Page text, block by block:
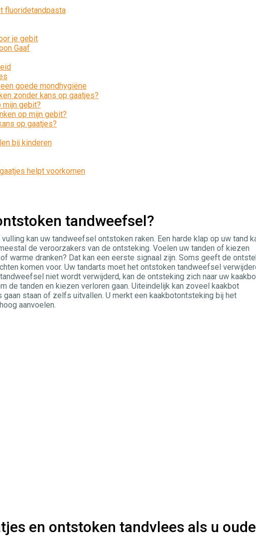
fluoridetandpasta
je gebit
Gaaf
goede mondhygiëne
zonder kans op gaatjes?
mijn gebit?
op mijn gebit?
op gaatjes?
bij kinderen
helpt voorkomen
tandweefsel?
kan uw tandweefsel ontstoken raken. Een harde klap op uw tand
de veroorzakers van de ontsteking. Voelen uw tanden of kiezen
warme dranken? Dat kan een eerste signaal zijn. Soms geeft de
komen voor. Uw tandarts moet het ontstoken tandweefsel
niet wordt verwijderd, kan de ontsteking zich naar uw
de tanden en kiezen verloren gaan. Uiteindelijk kan zoveel kaakbot
staan of zelfs uitvallen. U merkt een kaakbotontsteking bij het
aanvoelen.
en ontstoken tandvlees als u